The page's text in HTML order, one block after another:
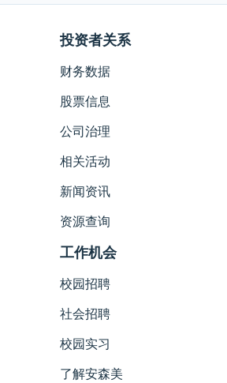
投资者关系
财务数据
股票信息
公司治理
相关活动
新闻资讯
资源查询
工作机会
校园招聘
社会招聘
校园实习
了解安森美